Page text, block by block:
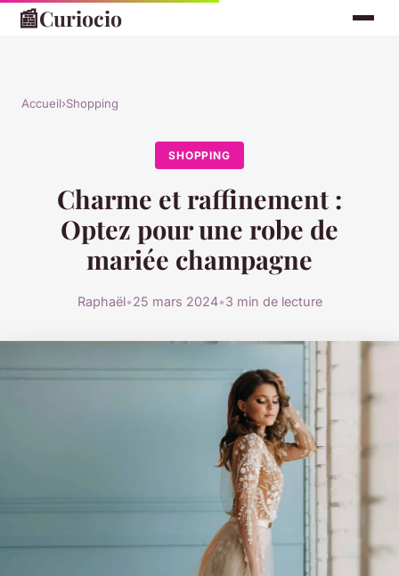
📰Curiocio
Accueil›Shopping
SHOPPING
Charme et raffinement :
Optez pour une robe de
mariée champagne
Raphaël•25 mars 2024•3 min de lecture